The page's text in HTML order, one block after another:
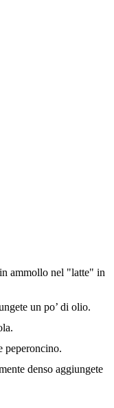
ammollo nel "latte" in
un po’ di olio.
peperoncino.
denso aggiungete